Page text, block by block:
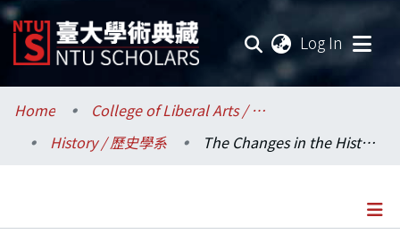
Log In
Communities & Collections
Research Outputs
Home
College of Liberal Arts / 文學院
History / 歷史學系
The Changes in the Historical Interpretations of Jacksonian Democracy